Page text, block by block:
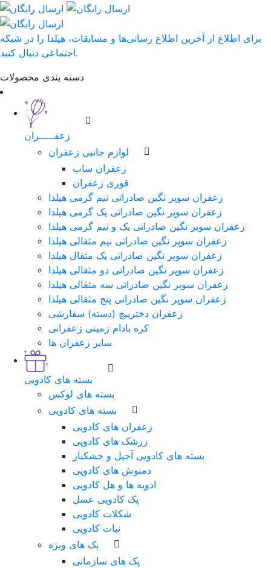
برای اطلاع از آخرین اطلاع رسانی‌ها و مسابقات، هیلدا را در شبکه
اجتماعی دنبال کنید.
دسته بندی محصولات
زعفـــــران
لوازم جانبی زعفران
زعفران ساب
قوری زعفران
زعفران سوپر نگین صادراتی نیم گرمی هیلدا
زعفران سوپر نگین صادراتی یک گرمی هیلدا
زعفران سوپر نگین صادراتی یک و نیم گرمی هیلدا
زعفران سوپر نگین صادراتی نیم مثقالی هیلدا
زعفران سوپر نگین صادراتی یک مثقال هیلدا
زعفران سوپر نگین صادراتی دو مثقالی هیلدا
زعفران سوپر نگین صادراتی سه مثقالی هیلدا
زعفران سوپر نگین صادراتی پنج مثقالی هیلدا
زعفران دخترپیچ (دسته) سفارشی
کره بادام زمینی زعفرانی
سایر زعفران ها
بسته های کادویی
بسته های لوکس
بسته های کادویی
زعفران های کادویی
زرشک های کادویی
بسته های کادویی آجیل و خشکبار
دمنوش های کادویی
ادویه ها و هل کادویی
پک کادویی عسل
شکلات کادویی
نبات کادویی
پک های ویژه
پک های سازمانی